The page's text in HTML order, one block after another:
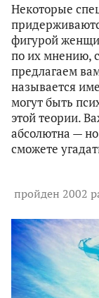
Некоторые
фигурой
по их мнению,
предлагаем
называется
могут быть
этой теории.
абсолютна —
сможете
пройден 2002